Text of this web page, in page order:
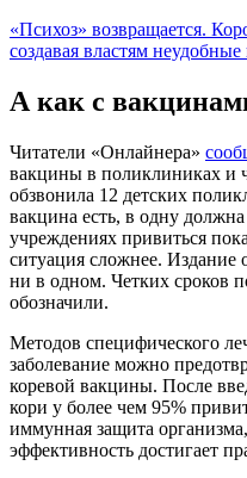
«Психоз» возвращается.
создавая властям
А как с
Читатели «Онлайнера»
вакцины в поликлиниках и
обзвонила 12 детских
вакцина есть, в одну
учреждениях привиться
ситуация сложнее.
ни в одном. Четких сроков
обозначили.
Методов специфического
заболевание можно
коревой вакцины. После
кори у более чем 95%
иммунная защита
эффективность достигает